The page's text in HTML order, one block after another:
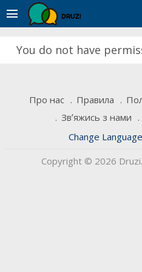
menu
You do not have
Про нас Правила
Звʼяжись з нами
Change
Copyright © 2026